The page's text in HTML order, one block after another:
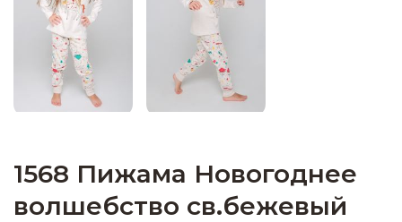
1568 Пижама Новогоднее
волшебство св.бежевый